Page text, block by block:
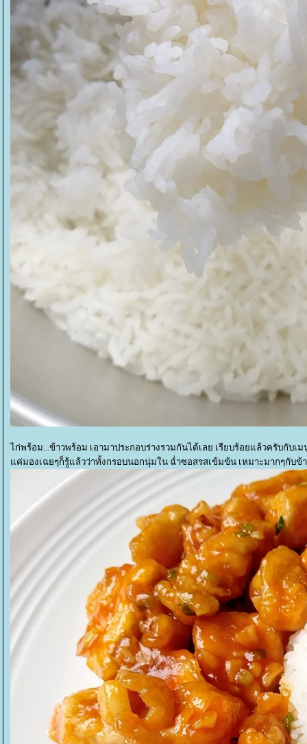
ไก่พร้อม...ข้าวพร้อม เอามาประกอบร่างรวมกันได้เลย เรียบร้อยแล้วครับกับ
ค่มองเฉยๆก็รู้แล้วว่าทั้งกรอบนอกนุ่มใน ฉ่ำซอสรสเข้มข้น เหมาะมากๆกับข้